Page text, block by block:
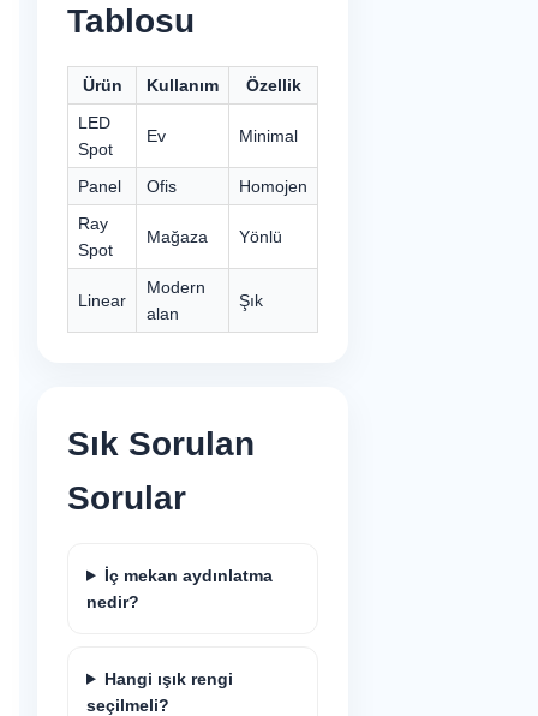
Tablosu
Ürün Kullanım
Özellik
LED
Spot
Ev Minimal
Panel Ofis
Homojen
Ray
Spot
Mağaza Yönlü
Linear
Modern
alan
Şık
Sık Sorulan
Sorular
İç mekan aydınlatma
nedir?
Hangi ışık rengi
seçilmeli?